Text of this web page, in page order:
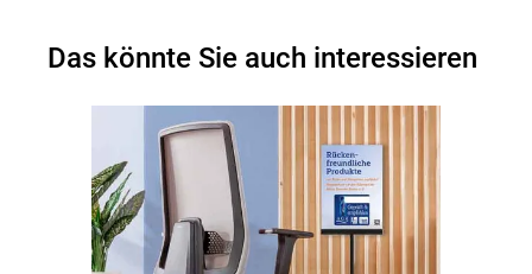
Das könnte Sie auch interessieren